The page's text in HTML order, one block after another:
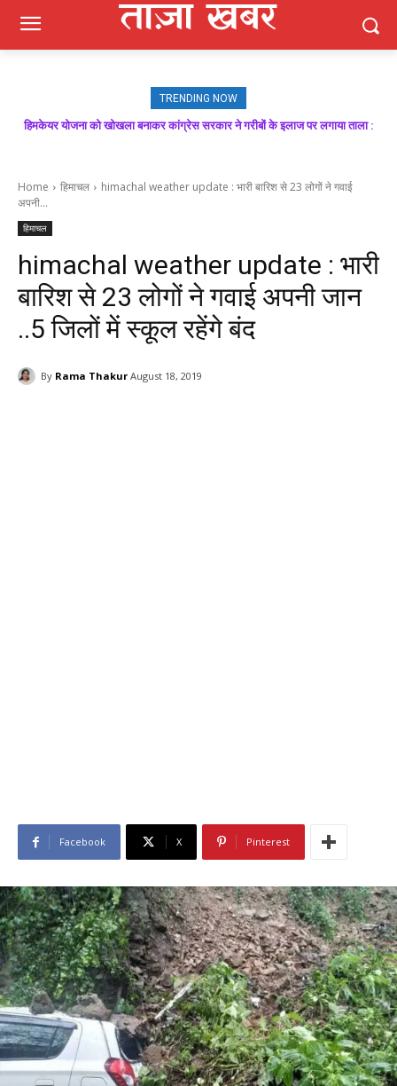
TRENDING NOW
मजबूत बूथ ही भाजपा की जीत की गारंटी, आगामी विधानसभा चुनाव में बूथ प्रबंधन निभाएगा
Home हिमाचल
himachal weather update : भारी बारिश से 23 लोगों ने गवाई
अपनी...
हिमाचल
himachal weather update : भारी
बारिश से 23 लोगों ने गवाई अपनी जान
..5 जिलों में स्कूल रहेंगे बंद
By Rama Thakur August 18, 2019
Facebook X Pinterest